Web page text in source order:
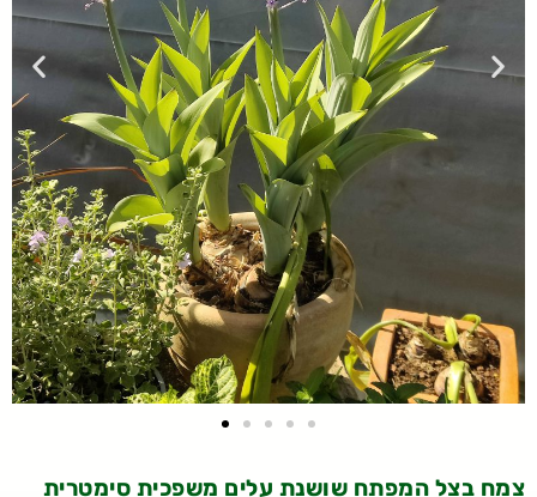
צמח בצל המפתח שושנת עלים משפכית סימטרית